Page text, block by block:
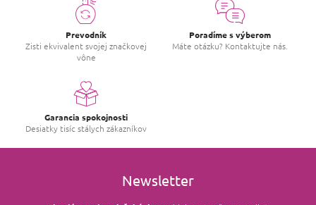
s
Prevodník
Zisti ekvivalent svojej značkovej
vône
Poradíme s výberom
Máte otázku? Kontaktujte nás.
Garancia spokojnosti
Desiatky tisíc stálych zákazníkov
Newsletter